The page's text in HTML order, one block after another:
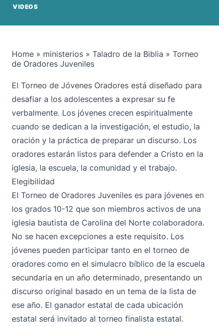
VIDEOS
Home » ministerios » Taladro de la Biblia » Torneo
de Oradores Juveniles
El Torneo de Jóvenes Oradores está diseñado para
desafiar a los adolescentes a expresar su fe
verbalmente. Los jóvenes crecen espiritualmente
cuando se dedican a la investigación, el estudio, la
oración y la práctica de preparar un discurso. Los
oradores estarán listos para defender a Cristo en la
iglesia, la escuela, la comunidad y el trabajo.
Elegibilidad
El Torneo de Oradores Juveniles es para jóvenes en
los grados 10-12 que son miembros activos de una
iglesia bautista de Carolina del Norte colaboradora.
No se hacen excepciones a este requisito. Los
jóvenes pueden participar tanto en el torneo de
oradores como en el simulacro bíblico de la escuela
secundaria en un año determinado, presentando un
discurso original basado en un tema de la lista de
ese año. El ganador estatal de cada ubicación
estatal será invitado al torneo finalista estatal.